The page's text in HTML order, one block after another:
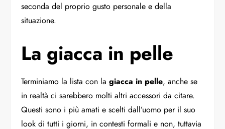
seconda del proprio gusto personale e della
situazione.
La giacca in pelle
Terminiamo la lista con lagiacca in pelle, anche se
in realtà ci sarebbero molti altri accessori da citare.
Questi sono i più amati e scelti dall’uomo per il suo
look di tutti i giorni, in contesti formali e non, tuttavia